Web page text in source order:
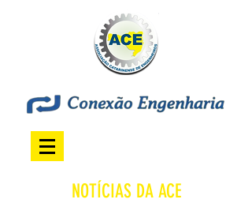
NOTÍCIAS DA ACE